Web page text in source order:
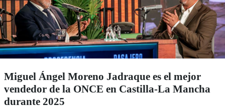
Miguel Ángel Moreno Jadraque es el mejor
vendedor de la ONCE en Castilla-La Mancha
durante 2025